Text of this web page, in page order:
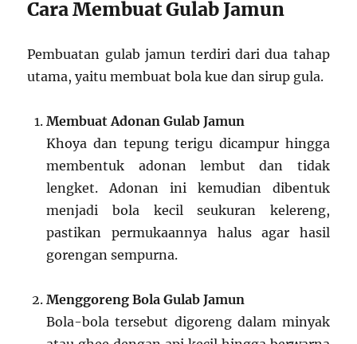
Cara Membuat Gulab Jamun
Pembuatan gulab jamun terdiri dari dua tahap
utama, yaitu membuat bola kue dan sirup gula.
Membuat Adonan Gulab Jamun
Khoya dan tepung terigu dicampur hingga
membentuk adonan lembut dan tidak
lengket. Adonan ini kemudian dibentuk
menjadi bola kecil seukuran kelereng,
pastikan permukaannya halus agar hasil
gorengan sempurna.
Menggoreng Bola Gulab Jamun
Bola-bola tersebut digoreng dalam minyak